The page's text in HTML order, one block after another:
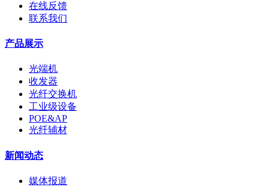
在线反馈
联系我们
产品展示
光端机
收发器
光纤交换机
工业级设备
POE&AP
光纤辅材
新闻动态
媒体报道